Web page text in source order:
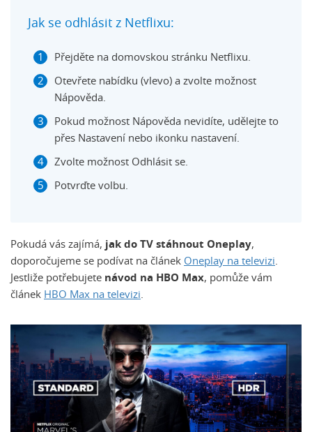
Jak se odhlásit z Netflixu:
Přejděte na domovskou stránku Netflixu.
Otevřete nabídku (vlevo) a zvolte možnost
Nápověda.
Pokud možnost Nápověda nevidíte, udělejte to
přes Nastavení nebo ikonku nastavení.
Zvolte možnost Odhlásit se.
Potvrďte volbu.
Pokudá vás zajímá, jak do TV stáhnout Oneplay,
doporočujeme se podívat na článek Oneplay na televizi.
Jestliže potřebujete návod na HBO Max, pomůže vám
článek HBO Max na televizi.